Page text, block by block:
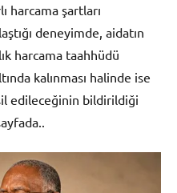
harcama şartları
deneyimde, aidatın
harcama taahhüdü
kalınması halinde ise
edileceğinin bildirildiği